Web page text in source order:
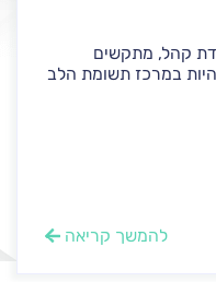
קהל, מתקשים
במרכז תשומת הלב
להמשך קריאה